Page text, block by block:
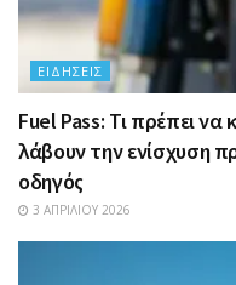
ΕΙΔΉΣΕΙΣ
Fuel Pass: Τι πρέπει να
λάβουν την ενίσχυση
οδηγός
3 ΑΠΡΙΛΊΟΥ 2026